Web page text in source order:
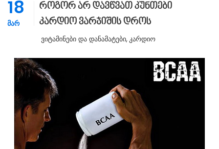
18
ᲛᲐᲠ
როგორ არ დავწვათ კუნთები
კარდიო ვარჯიშის დროს
Ვიტამინები Და Დანამატები, Კარდიო